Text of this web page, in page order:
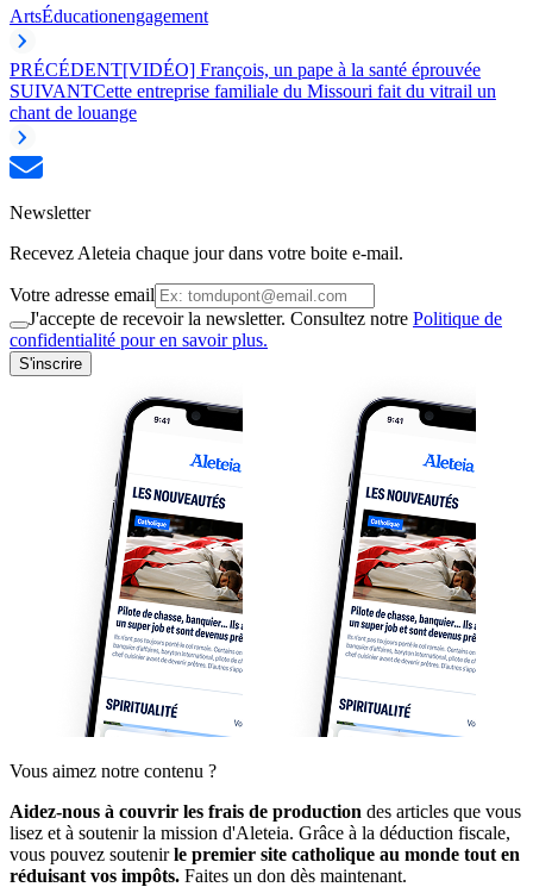
ArtsÉducationengagement
PRÉCÉDENT[VIDÉO] François, un pape à la santé éprouvée
SUIVANTCette entreprise familiale du Missouri fait du vitrail un
chant de louange
Newsletter
Recevez Aleteia chaque jour dans votre boite e-mail.
Votre adresse email
J'accepte de recevoir la newsletter. Consultez notre Politique de
confidentialité pour en savoir plus.
S'inscrire
Vous aimez notre contenu ?
Aidez-nous à couvrir les frais de production des articles que vous
lisez et à soutenir la mission d'Aleteia. Grâce à la déduction fiscale,
vous pouvez soutenirle premier site catholique au monde tout en
réduisant vos impôts. Faites un don dès maintenant.